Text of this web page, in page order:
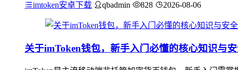
imtoken安卓下载 qbadmin 828 2026-08-06
关于imToken钱包，新手入门必懂的核心知识与